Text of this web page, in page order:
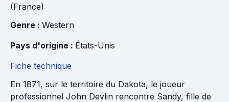
(France)
Genre : Western
Pays d'origine : États-Unis
Fiche technique
En 1871, sur le territoire du Dakota, le joueur
professionnel John Devlin rencontre Sandy, fille de